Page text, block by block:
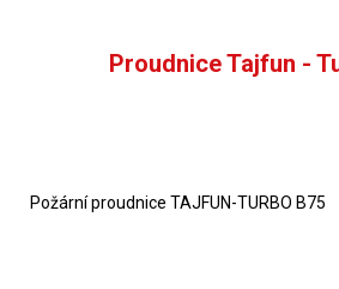
Proudnice Tajfun -
Požární proudnice TAJFUN-TURBO B75